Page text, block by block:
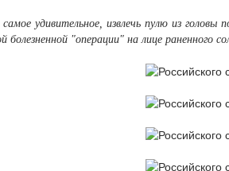
удивительное, извлечь пулю из
болезненной "операции" на лице раненного